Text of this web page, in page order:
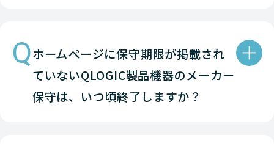
Qホームページに保守期限が掲載され
ていないQLOGIC製品機器のメーカー
保守は、いつ頃終了しますか？